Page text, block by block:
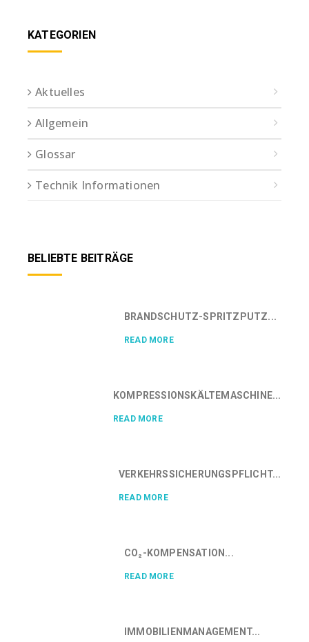
KATEGORIEN
Aktuelles
Allgemein
Glossar
Technik Informationen
BELIEBTE BEITRÄGE
BRANDSCHUTZ-SPRITZPUTZ...
READ MORE
KOMPRESSIONSKÄLTEMASCHINE...
READ MORE
VERKEHRSSICHERUNGSPFLICHT...
READ MORE
CO₂-KOMPENSATION...
READ MORE
IMMOBILIENMANAGEMENT...